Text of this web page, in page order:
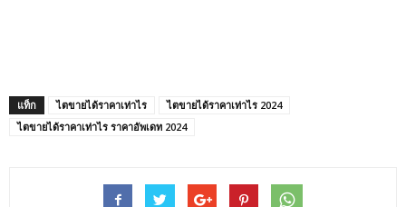
แท็ก ไตขายได้ราคาเท่าไร
ไตขายได้ราคาเท่าไร 2024
ไตขายได้ราคาเท่าไร ราคาอัพเดท 2024